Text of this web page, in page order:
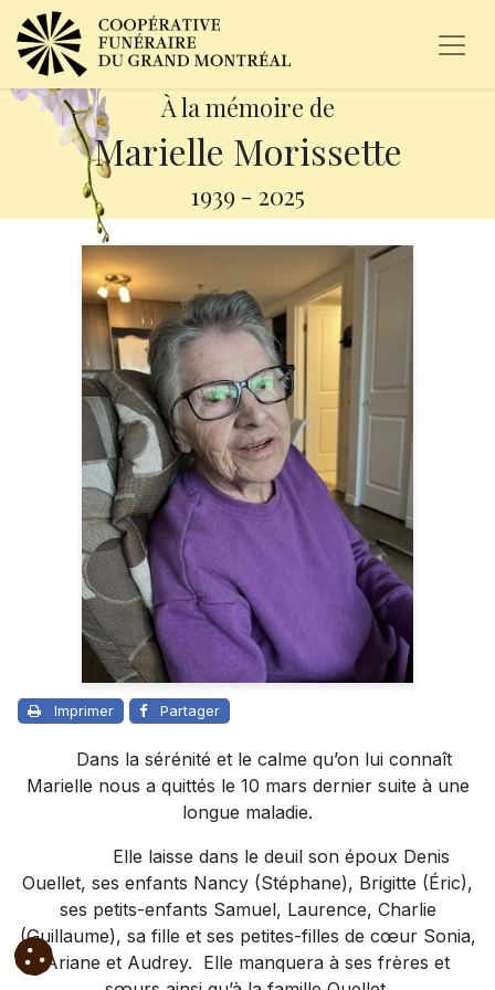
À la mémoire de
Marielle Morissette
1939 - 2025
Imprimer Partager
Dans la sérénité et le calme qu’on lui connaît
Marielle nous a quittés le 10 mars dernier suite à une
longue maladie.
Elle laisse dans le deuil son époux Denis
Ouellet, ses enfants Nancy (Stéphane), Brigitte (Éric),
ses petits-enfants Samuel, Laurence, Charlie
(Guillaume), sa fille et ses petites-filles de cœur Sonia,
Ariane et Audrey. Elle manquera à ses frères et